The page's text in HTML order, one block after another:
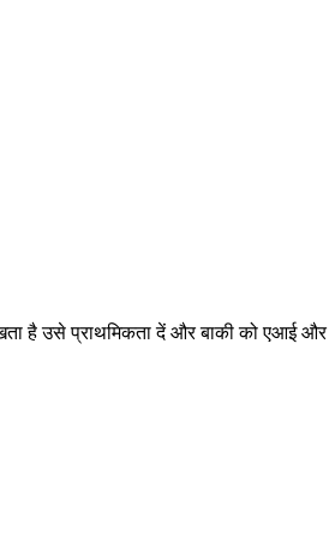
है उसे प्राथमिकता दें और बाकी को एआई